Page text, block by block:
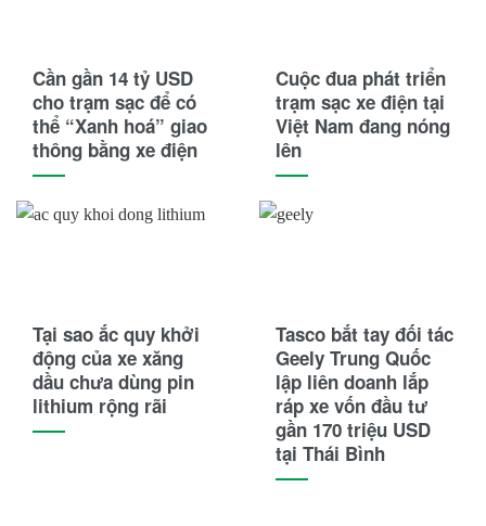
Cần gần 14 tỷ USD
cho trạm sạc để có
thể “Xanh hoá” giao
thông bằng xe điện
Cuộc đua phát triển
trạm sạc xe điện tại
Việt Nam đang nóng
lên
Tại sao ắc quy khởi
động của xe xăng
dầu chưa dùng pin
lithium rộng rãi
Tasco bắt tay đối tác
Geely Trung Quốc
lập liên doanh lắp
ráp xe vốn đầu tư
gần 170 triệu USD
tại Thái Bình